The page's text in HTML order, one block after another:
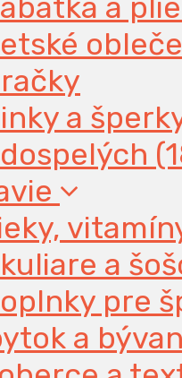
a
a
a
pre
a